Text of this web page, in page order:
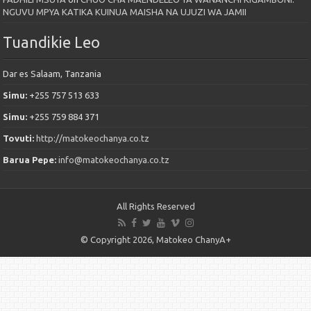
NGUVU MPYA KATIKA KUINUA MAISHA NA UJUZI WA JAMII
Tuandikie Leo
Dar es Salaam, Tanzania
Simu: +255 757 513 633
Simu: +255 759 884 371
Tovuti:http://matokeochanya.co.tz
Barua Pepe:info@matokeochanya.co.tz
All Rights Reserved
© Copyright 2026, Matokeo ChanyA+